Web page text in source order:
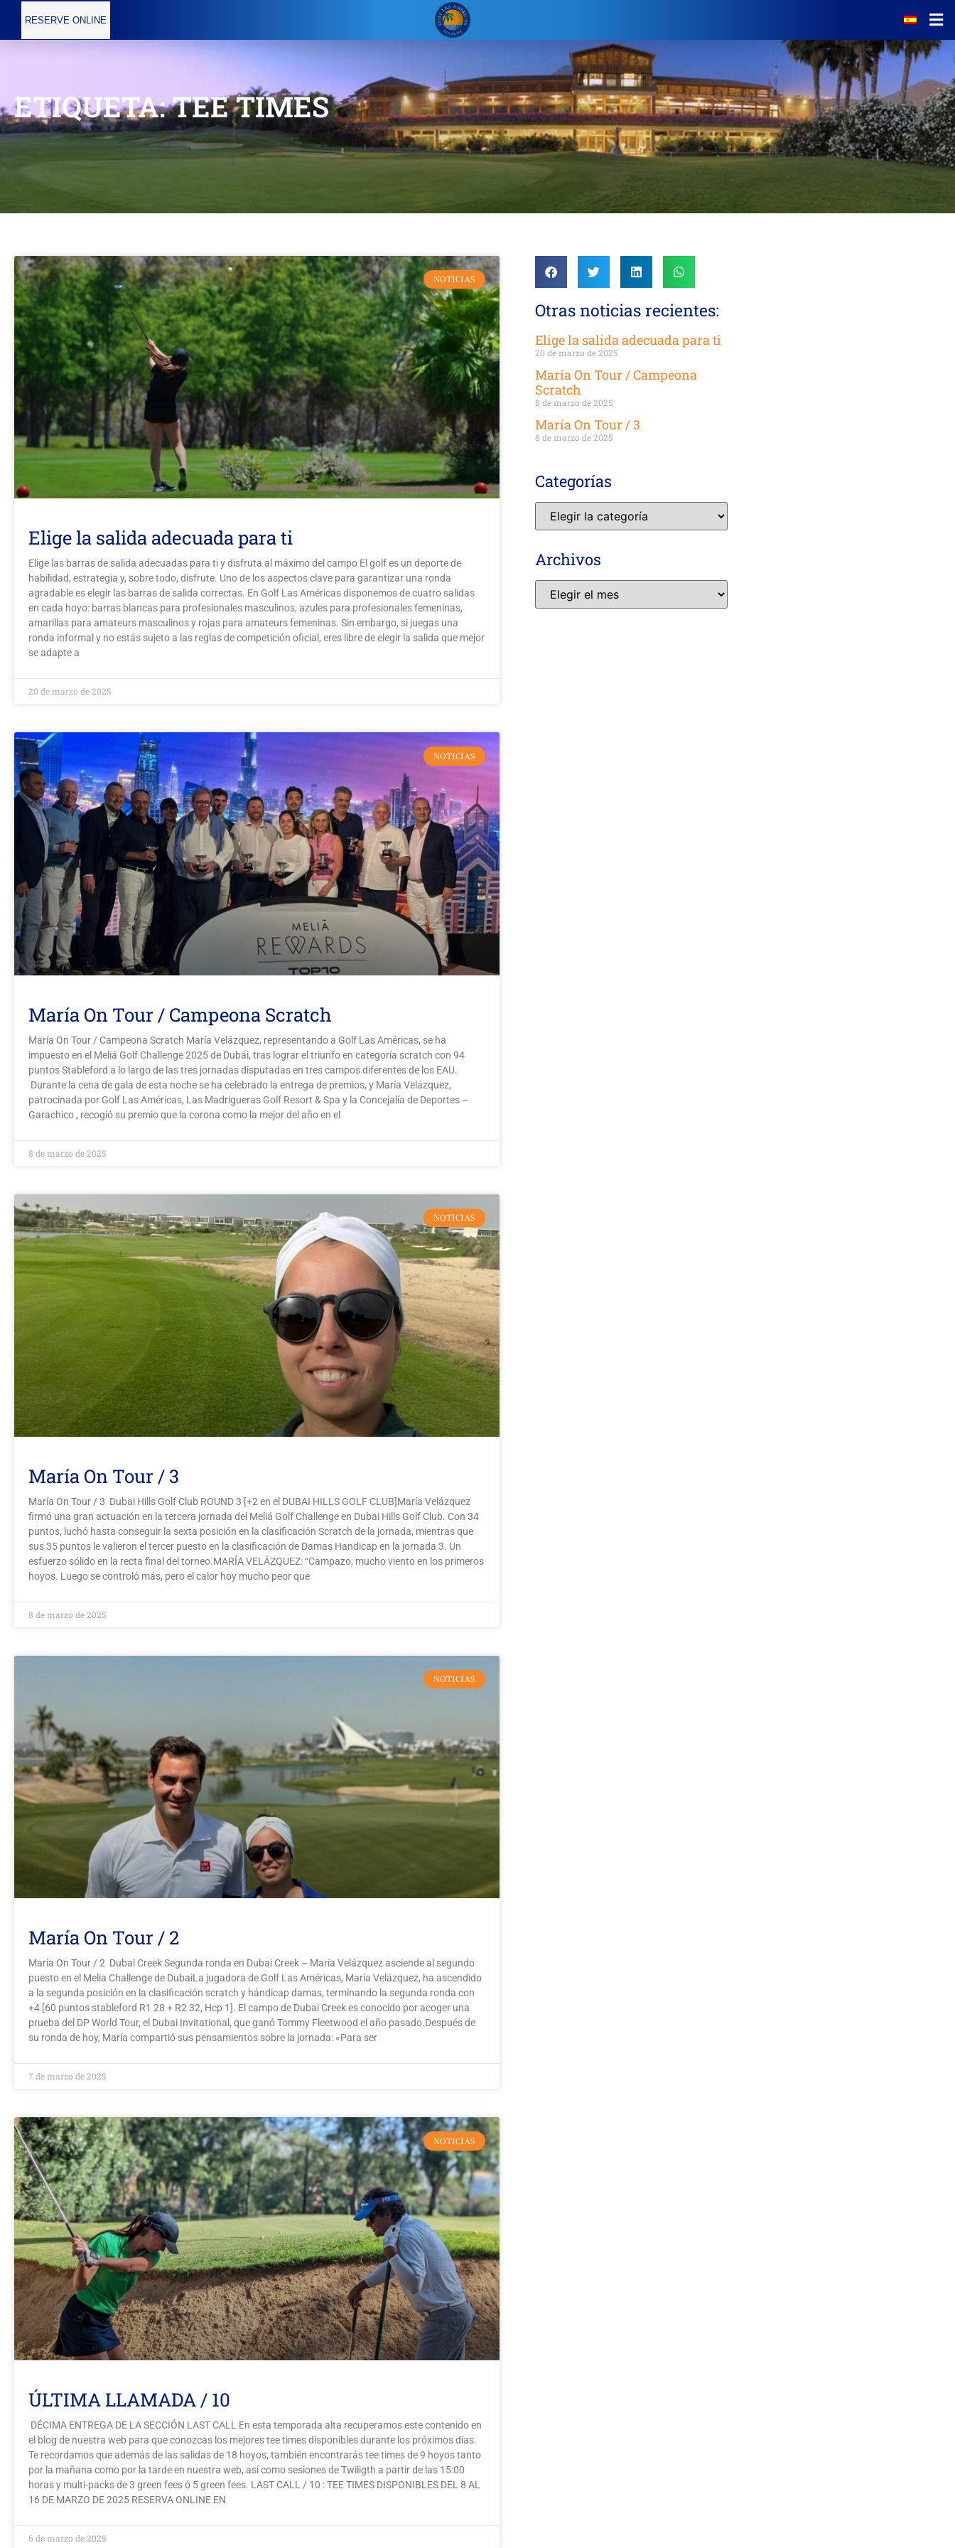
RESERVE ONLINE
Noticias
El Campo
Tarifas
Escuela de Golf
ETIQUETA: TEE TIMES
NOTICIAS
Elige la salida adecuada para ti
Elige las barras de salida adecuadas para ti y disfruta al máximo del campo El golf es un deporte de
habilidad, estrategia y, sobre todo, disfrute. Uno de los aspectos clave para garantizar una ronda
agradable es elegir las barras de salida correctas. En Golf Las Américas disponemos de cuatro salidas
en cada hoyo: barras blancas para profesionales masculinos, azules para profesionales femeninas,
amarillas para amateurs masculinos y rojas para amateurs femeninas. Sin embargo, si juegas una
ronda informal y no estás sujeto a las reglas de competición oficial, eres libre de elegir la salida que mejor
se adapte a
20 de marzo de 2025
NOTICIAS
María On Tour / Campeona Scratch
María On Tour / Campeona Scratch María Velázquez, representando a Golf Las Américas, se ha
impuesto en el Meliá Golf Challenge 2025 de Dubái, tras lograr el triunfo en categoría scratch con 94
puntos Stableford a lo largo de las tres jornadas disputadas en tres campos diferentes de los EAU.
Durante la cena de gala de esta noche se ha celebrado la entrega de premios, y María Velázquez,
patrocinada por Golf Las Américas, Las Madrigueras Golf Resort & Spa y la Concejalía de Deportes –
Garachico , recogió su premio que la corona como la mejor del año en el
8 de marzo de 2025
NOTICIAS
María On Tour / 3
María On Tour / 3 Dubai Hills Golf Club ROUND 3 [+2 en el DUBAI HILLS GOLF CLUB]María Velázquez
firmó una gran actuación en la tercera jornada del Meliá Golf Challenge en Dubai Hills Golf Club. Con 34
puntos, luchó hasta conseguir la sexta posición en la clasificación Scratch de la jornada, mientras que
sus 35 puntos le valieron el tercer puesto en la clasificación de Damas Handicap en la jornada 3. Un
esfuerzo sólido en la recta final del torneo.MARÍA VELÁZQUEZ: “Campazo, mucho viento en los primeros
hoyos. Luego se controló más, pero el calor hoy mucho peor que
8 de marzo de 2025
NOTICIAS
María On Tour / 2
María On Tour / 2 Dubai Creek Segunda ronda en Dubai Creek – María Velázquez asciende al segundo
puesto en el Melia Challenge de DubaiLa jugadora de Golf Las Américas, María Velázquez, ha ascendido
a la segunda posición en la clasificación scratch y hándicap damas, terminando la segunda ronda con
+4 [60 puntos stableford R1 28 + R2 32, Hcp 1]. El campo de Dubai Creek es conocido por acoger una
prueba del DP World Tour, el Dubai Invitational, que ganó Tommy Fleetwood el año pasado.Después de
su ronda de hoy, María compartió sus pensamientos sobre la jornada: «Para ser
7 de marzo de 2025
NOTICIAS
ÚLTIMA LLAMADA / 10
DÉCIMA ENTREGA DE LA SECCIÓN LAST CALL En esta temporada alta recuperamos este contenido en
el blog de nuestra web para que conozcas los mejores tee times disponibles durante los próximos días.
Te recordamos que además de las salidas de 18 hoyos, también encontrarás tee times de 9 hoyos tanto
por la mañana como por la tarde en nuestra web, así como sesiones de Twiligth a partir de las 15:00
horas y multi-packs de 3 green fees ó 5 green fees. LAST CALL / 10 : TEE TIMES DISPONIBLES DEL 8 AL
16 DE MARZO DE 2025 RESERVA ONLINE EN
6 de marzo de 2025
Otras noticias recientes:
Elige la salida adecuada para ti
20 de marzo de 2025
María On Tour / Campeona
Scratch
8 de marzo de 2025
María On Tour / 3
8 de marzo de 2025
Categorías
Archivos